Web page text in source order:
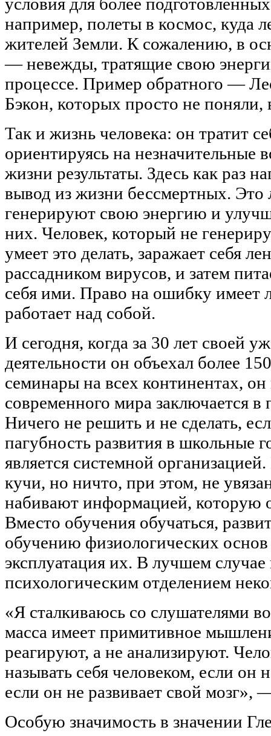
например, полеты в космос, куда
жителей Земли. К сожалению, в
— невежды, тратящие свою
процессе. Пример обратного —
Бэкон, которых просто не поняли,
Так и жизнь человека: он тратит
ориентируясь на незначительные
жизни результаты. Здесь как раз
вывод из жизни бессмертных.
генерируют свою энергию и
них. Человек, который не
умеет это делать, заражает себя
рассадником вирусов, и затем
себя ими. Право на ошибку имеет
работает над собой.
И сегодня, когда за 30 лет своей
деятельности он объехал более
семинары на всех континентах,
современного мира заключается
Ничего не решить и не сделать,
пагубность развития в школьные
является системной
кучи, но ничто, при этом, не
набивают информацией, которую
Вместо обучения обучаться,
обучению физиологических основ
эксплуатация их. В лучшем
психологическим отделением
«Я сталкиваюсь со слушателями
масса имеет примитивное
реагируют, а не анализируют.
называть себя человеком, если он
если он не развивает свой мозг»,
Особую значимость в значении